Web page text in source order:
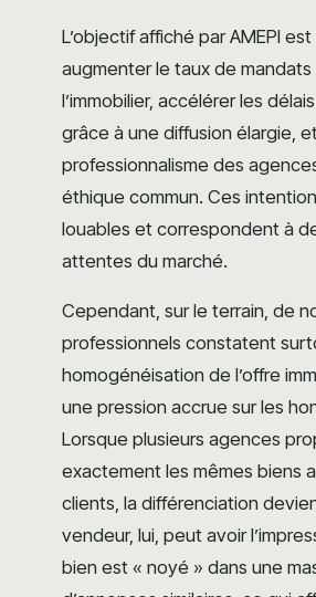
L’objectif affiché par AMEPI
augmenter le taux de mandats
l’immobilier, accélérer les
grâce à une diffusion élargie,
professionnalisme des
éthique commun. Ces
louables et correspondent à
attentes du marché.
Cependant, sur le terrain, de
professionnels constatent
homogénéisation de l’offre
une pression accrue sur les
Lorsque plusieurs agences
exactement les mêmes biens
clients, la différenciation
vendeur, lui, peut avoir
bien est « noyé » dans une